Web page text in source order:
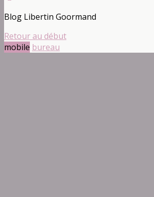
Blog Libertin Goormand
Retour au début
mobile bureau